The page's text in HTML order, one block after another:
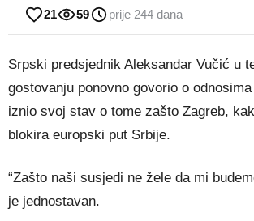
21 59 prije 244 dana
Srpski predsjednik Aleksandar Vučić u
gostovanju ponovno govorio o
iznio svoj stav o tome zašto Zagreb,
blokira europski put Srbije.
“Zašto naši susjedi ne žele da mi
je jednostavan.